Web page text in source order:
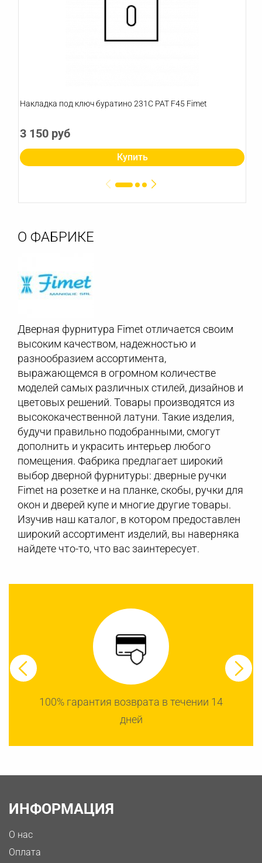
Накладка под ключ буратино 231С PAT F45 Fimet
3 150 руб
Купить
О ФАБРИКЕ
Дверная фурнитура Fimet отличается своим
высоким качеством, надежностью и
разнообразием ассортимента,
выражающемся в огромном количестве
моделей самых различных стилей, дизайнов и
цветовых решений. Товары производятся из
высококачественной латуни. Такие изделия,
будучи правильно подобранными, смогут
дополнить и украсить интерьер любого
помещения. Фабрика предлагает широкий
выбор дверной фурнитуры: дверные ручки
Fimet на розетке и на планке, скобы, ручки для
окон и дверей купе и многие другие товары.
Изучив наш каталог, в котором предоставлен
широкий ассортимент изделий, вы наверняка
найдете что-то, что вас заинтересует.
100% гарантия возврата в течении 14
дней
ИНФОРМАЦИЯ
О нас
Оплата